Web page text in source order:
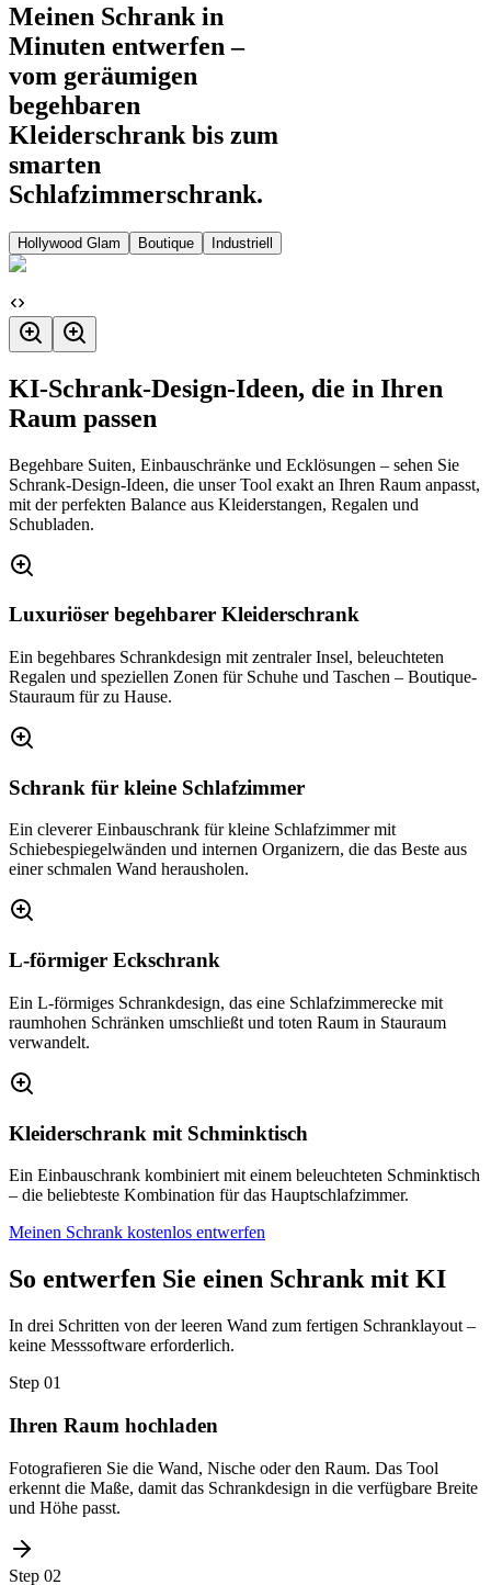
Meinen Schrank in
Minuten entwerfen –
vom geräumigen
begehbaren
Kleiderschrank bis zum
smarten
Schlafzimmerschrank.
Hollywood Glam Boutique Industriell
KI-Schrank-Design-Ideen, die in Ihren
Raum passen
Begehbare Suiten, Einbauschränke und Ecklösungen – sehen Sie
Schrank-Design-Ideen, die unser Tool exakt an Ihren Raum anpasst,
mit der perfekten Balance aus Kleiderstangen, Regalen und
Schubladen.
Luxuriöser begehbarer Kleiderschrank
Ein begehbares Schrankdesign mit zentraler Insel, beleuchteten
Regalen und speziellen Zonen für Schuhe und Taschen – Boutique-
Stauraum für zu Hause.
Schrank für kleine Schlafzimmer
Ein cleverer Einbauschrank für kleine Schlafzimmer mit
Schiebespiegelwänden und internen Organizern, die das Beste aus
einer schmalen Wand herausholen.
L-förmiger Eckschrank
Ein L-förmiges Schrankdesign, das eine Schlafzimmerecke mit
raumhohen Schränken umschließt und toten Raum in Stauraum
verwandelt.
Kleiderschrank mit Schminktisch
Ein Einbauschrank kombiniert mit einem beleuchteten Schminktisch
– die beliebteste Kombination für das Hauptschlafzimmer.
Meinen Schrank kostenlos entwerfen
So entwerfen Sie einen Schrank mit KI
In drei Schritten von der leeren Wand zum fertigen Schranklayout –
keine Messsoftware erforderlich.
Step 01
Ihren Raum hochladen
Fotografieren Sie die Wand, Nische oder den Raum. Das Tool
erkennt die Maße, damit das Schrankdesign in die verfügbare Breite
und Höhe passt.
Step 02